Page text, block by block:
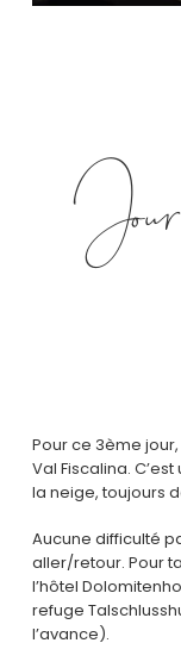
Pour ce 3ème
Val Fiscalina.
la neige, toujours
Aucune difficulté
aller/retour. Pour
l’hôtel
refuge
l’avance).